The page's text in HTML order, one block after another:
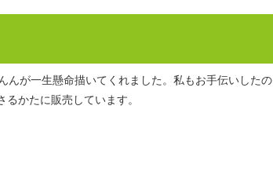
が一生懸命描いてくれました。私もお手伝いしたの
かたに販売しています。